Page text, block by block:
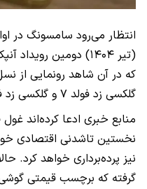
انتظار می‌رود سامسونگ در
که در آن شاهد رونمایی از
گلکسی زد فولد ۷ و گلکسی زد فلیپ ۷ خواهیم بود.
منابع خبری ادعا کرده‌اند غول
نیز پرده‌برداری خواهد کرد.
گرفته که برچسب قیمتی گوشی